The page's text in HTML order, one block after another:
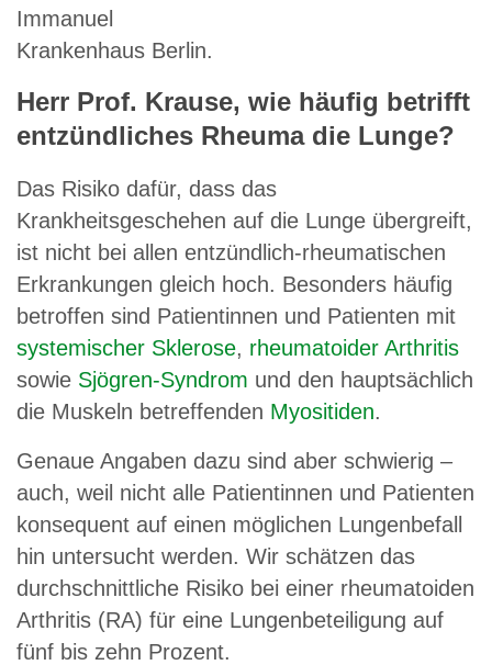
Immanuel
Krankenhaus Berlin.
Herr Prof. Krause, wie häufig betrifft
entzündliches Rheuma die Lunge?
Das Risiko dafür, dass das
Krankheitsgeschehen auf die Lunge übergreift,
ist nicht bei allen entzündlich-rheumatischen
Erkrankungen gleich hoch. Besonders häufig
betroffen sind Patientinnen und Patienten mit
systemischer Sklerose, rheumatoider Arthritis
sowie Sjögren-Syndrom und den hauptsächlich
die Muskeln betreffenden Myositiden.
Genaue Angaben dazu sind aber schwierig –
auch, weil nicht alle Patientinnen und Patienten
konsequent auf einen möglichen Lungenbefall
hin untersucht werden. Wir schätzen das
durchschnittliche Risiko bei einer rheumatoiden
Arthritis (RA) für eine Lungenbeteiligung auf
fünf bis zehn Prozent.